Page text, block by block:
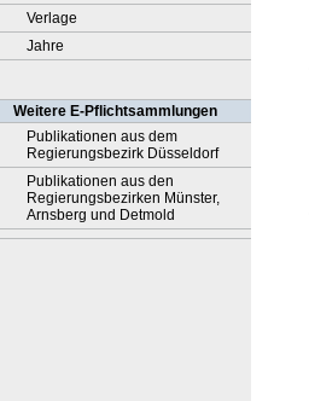
Verlage
Jahre
Weitere E-Pflichtsammlungen
Publikationen aus dem
Regierungsbezirk Düsseldorf
Publikationen aus den
Regierungsbezirken Münster,
Arnsberg und Detmold